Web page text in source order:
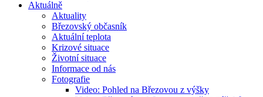
Aktuálně
Aktuality
Březovský občasník
Aktuální teplota
Krizové situace
Životní situace
Informace od nás
Fotografie
Video: Pohled na Březovou z výšky